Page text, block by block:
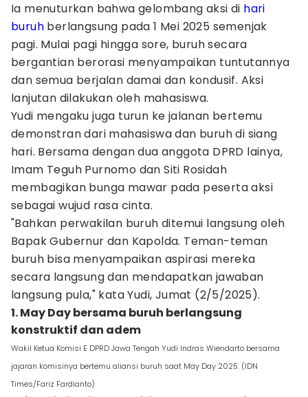
Ia menuturkan bahwa gelombang aksi di hari
buruh berlangsung pada 1 Mei 2025 semenjak
pagi. Mulai pagi hingga sore, buruh secara
bergantian berorasi menyampaikan tuntutannya
dan semua berjalan damai dan kondusif. Aksi
lanjutan dilakukan oleh mahasiswa.
Yudi mengaku juga turun ke jalanan bertemu
demonstran dari mahasiswa dan buruh di siang
hari. Bersama dengan dua anggota DPRD lainya,
Imam Teguh Purnomo dan Siti Rosidah
membagikan bunga mawar pada peserta aksi
sebagai wujud rasa cinta.
"Bahkan perwakilan buruh ditemui langsung oleh
Bapak Gubernur dan Kapolda. Teman-teman
buruh bisa menyampaikan aspirasi mereka
secara langsung dan mendapatkan jawaban
langsung pula," kata Yudi, Jumat (2/5/2025).
1. May Day bersama buruh berlangsung
konstruktif dan adem
Wakil Ketua Komisi E DPRD Jawa Tengah Yudi Indras Wiendarto bersama
jajaran komisinya bertemu aliansi buruh saat May Day 2025. (IDN
Times/Fariz Fardianto)